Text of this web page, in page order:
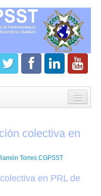
colectiva en
Torres CGPSST
en PRL de